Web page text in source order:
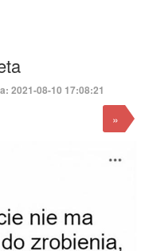
2021-08-10 17:08:21
»